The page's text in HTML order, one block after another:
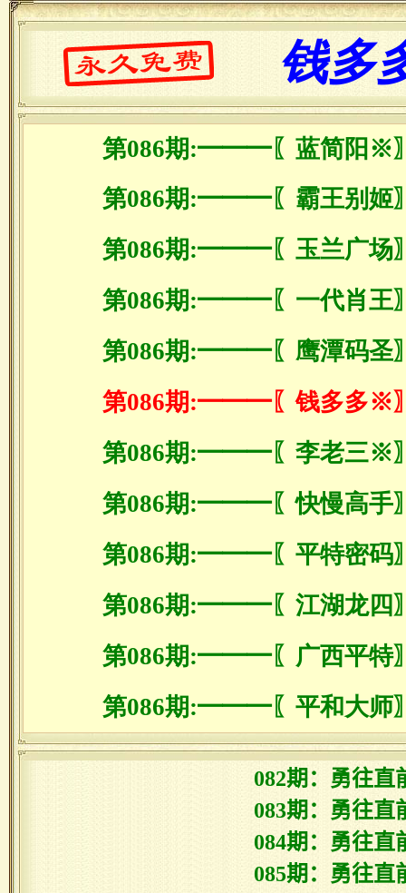
钱多
第086期:━━━〖蓝简阳
第086期:━━━〖霸王别
第086期:━━━〖玉兰广
第086期:━━━〖一代肖
第086期:━━━〖鹰潭码
第086期:━━━〖钱多多
第086期:━━━〖李老三
第086期:━━━〖快慢高
第086期:━━━〖平特密
第086期:━━━〖江湖龙
第086期:━━━〖广西平
第086期:━━━〖平和大
082期：勇往
083期：勇往
084期：勇往
085期：勇往